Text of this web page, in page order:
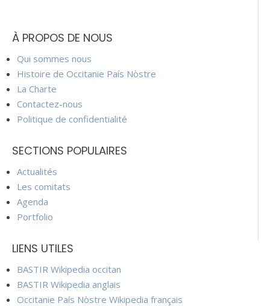
À PROPOS DE NOUS
Qui sommes nous
Histoire de Occitanie País Nòstre
La Charte
Contactez-nous
Politique de confidentialité
SECTIONS POPULAIRES
Actualités
Les comitats
Agenda
Portfolio
LIENS UTILES
BASTIR Wikipedia occitan
BASTIR Wikipedia anglais
Occitanie País Nòstre Wikipedia français